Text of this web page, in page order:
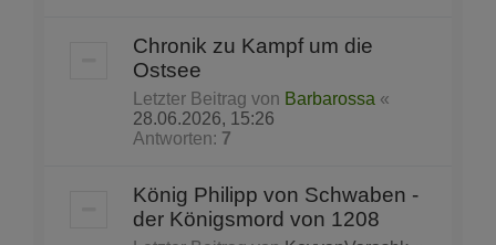
Chronik zu Kampf um die
Ostsee
Letzter Beitrag von Barbarossa «
28.06.2026, 15:26
Antworten: 7
König Philipp von Schwaben -
der Königsmord von 1208